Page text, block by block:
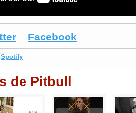
– Facebook
Spotify
de Pitbull